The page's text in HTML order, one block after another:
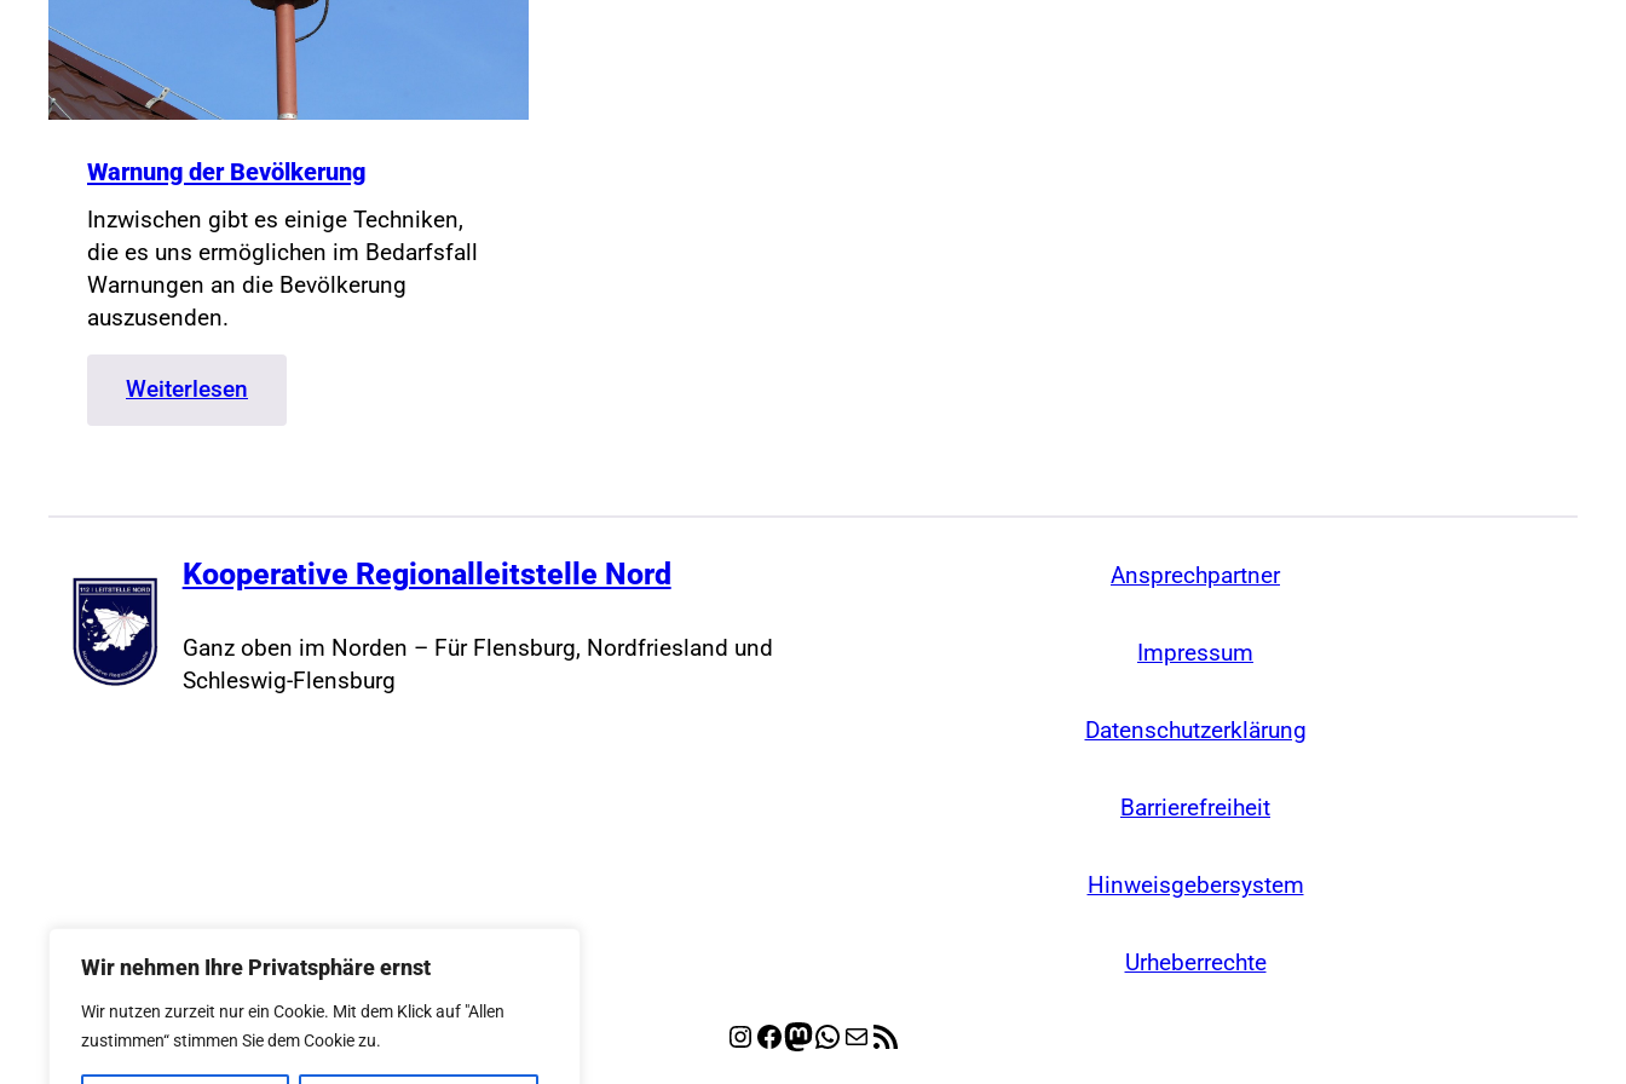
Wir nehmen Ihre Privatsphäre ernst
Wir nutzen zurzeit nur ein Cookie. Mit dem Klick auf "Allen
zustimmen“ stimmen Sie dem Cookie zu.
Warnung der Bevölkerung
Inzwischen gibt es einige Techniken,
die es uns ermöglichen im Bedarfsfall
Warnungen an die Bevölkerung
auszusenden.
Weiterlesen
Warnung
Kooperative Regionalleitstelle Nord
Ganz oben im Norden – Für Flensburg, Nordfriesland und
Schleswig-Flensburg
Ansprechpartner
Impressum
Datenschutzerklärung
Barrierefreiheit
Hinweisgebersystem
Urheberrechte
Instagram
Facebook
Mastodon
WhatsApp
E-MailRSS-Feed